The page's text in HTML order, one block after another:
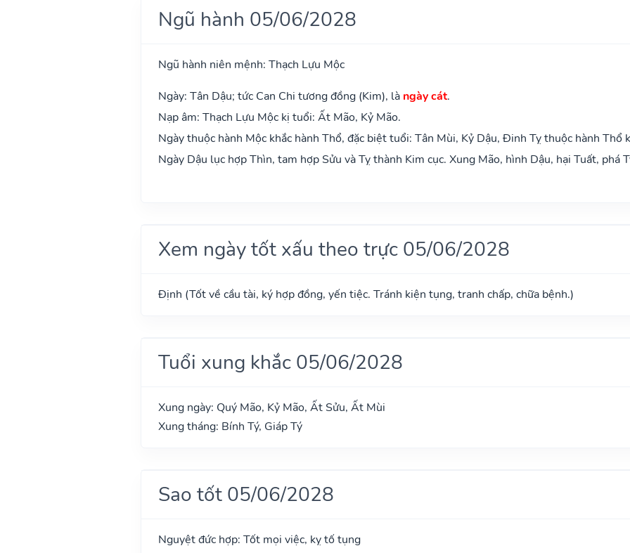
Ngũ hành 05/06/2028
Ngũ hành niên mệnh: Thạch Lựu Mộc
Ngày: Tân Dậu; tức Can Chi tương đồng (Kim), là ngày cát.
Nạp âm: Thạch Lựu Mộc kị tuổi: Ất Mão, Kỷ Mão.
Ngày thuộc hành Mộc khắc hành Thổ, đặc biệt tuổi: Tân Mùi, Kỷ Dậu, Đinh Tỵ thuộc hành Thổ
Ngày Dậu lục hợp Thìn, tam hợp Sửu và Tỵ thành Kim cục. Xung Mão, hình Dậu, hại Tuất, phá
Xem ngày tốt xấu theo trực 05/06/2028
Định (Tốt về cầu tài, ký hợp đồng, yến tiệc. Tránh kiện tụng, tranh chấp, chữa bệnh.)
Tuổi xung khắc 05/06/2028
Xung ngày: Quý Mão, Kỷ Mão, Ất Sửu, Ất Mùi
Xung tháng: Bính Tý, Giáp Tý
Sao tốt 05/06/2028
Nguyệt đức hợp: Tốt mọi việc, kỵ tố tụng